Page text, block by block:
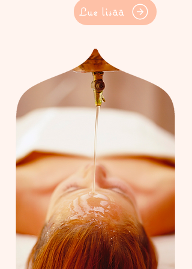
Lue lisää